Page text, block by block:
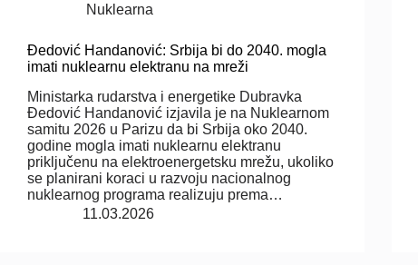
Nuklearna
Đedović Handanović: Srbija bi do 2040. mogla
imati nuklearnu elektranu na mreži
Ministarka rudarstva i energetike Dubravka
Đedović Handanović izjavila je na Nuklearnom
samitu 2026 u Parizu da bi Srbija oko 2040.
godine mogla imati nuklearnu elektranu
priključenu na elektroenergetsku mrežu, ukoliko
se planirani koraci u razvoju nacionalnog
nuklearnog programa realizuju prema…
11.03.2026